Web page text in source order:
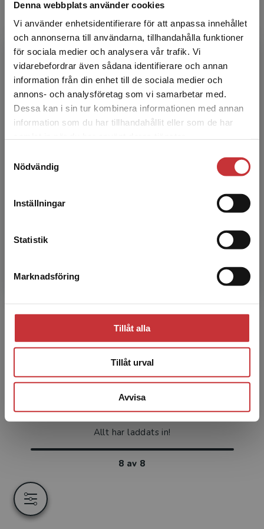
Denna webbplats använder cookies
Vi använder enhetsidentifierare för att anpassa innehållet
och annonserna till användarna, tillhandahålla funktioner
för sociala medier och analysera vår trafik. Vi
vidarebefordrar även sådana identifierare och annan
information från din enhet till de sociala medier och
annons- och analysföretag som vi samarbetar med.
Dessa kan i sin tur kombinera informationen med annan
information som du har tillhandahållit eller som de har
Nödvändig
Inställningar
Statistik
Marknadsföring
Tillåt alla
Tillåt urval
Avvisa
Begränsad fraktregion
Det verkar som att du besöker
studentlitteratur.se via en enhet utanför Sverige.
Vi erbjuder inte leveranser utanför Sverige. För
att kunna slutföra ett köp måste
Begreppsspel Köksredskap
Serholt
Språkträningsmaterial Begreppsspel är tänkta
att använda som tal- och
språkträningsmaterial och som läsövning
samtidigt som det tränar olika begrep...
182 krinkl. moms
Språkträningsmaterial Begreppsspel är tänkta
samtidigt som det tränar olika begrep...
Allt har laddats in!
8 av 8